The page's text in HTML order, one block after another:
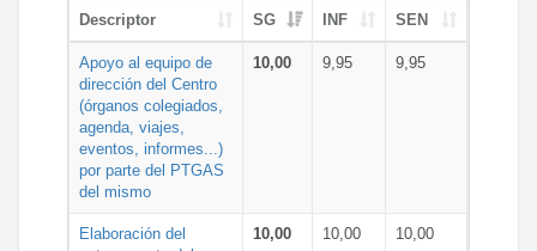
Descriptor SG INF SEN
Apoyo al equipo de
dirección del Centro
(órganos colegiados,
agenda, viajes,
eventos, informes...)
por parte del PTGAS
del mismo
10,00 9,95 9,95
Elaboración del
10,00 10,00 10,00